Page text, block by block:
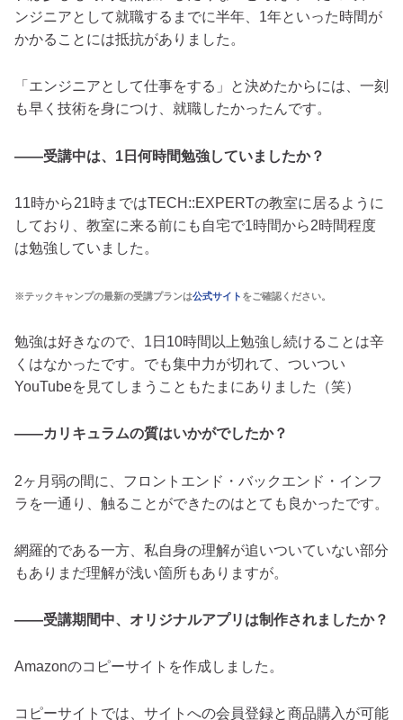
ンジニアとして就職するまでに半年、1年といった時間が
かかることには抵抗がありました。
「エンジニアとして仕事をする」と決めたからには、一刻
も早く技術を身につけ、就職したかったんです。
――受講中は、1日何時間勉強していましたか？
11時から21時まではTECH::EXPERTの教室に居るように
しており、教室に来る前にも自宅で1時間から2時間程度
は勉強していました。
※テックキャンプの最新の受講プランは公式サイト をご確認ください。
勉強は好きなので、1日10時間以上勉強し続けることは辛
くはなかったです。でも集中力が切れて、ついつい
YouTubeを見てしまうこともたまにありました（笑）
――カリキュラムの質はいかがでしたか？
2ヶ月弱の間に、フロントエンド・バックエンド・インフ
ラを一通り、触ることができたのはとても良かったです。
網羅的である一方、私自身の理解が追いついていない部分
もありまだ理解が浅い箇所もありますが。
――受講期間中、オリジナルアプリは制作されましたか？
Amazonのコピーサイトを作成しました。
コピーサイトでは、サイトへの会員登録と商品購入が可能